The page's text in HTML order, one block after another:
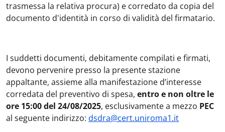
trasmessa la relativa procura) e corredato da copia del
documento d'identità in corso di validità del firmatario.
I suddetti documenti, debitamente compilati e firmati,
devono pervenire presso la presente stazione
appaltante, assieme alla manifestazione d’interesse
corredata del preventivo di spesa, entro e non oltre le
ore 15:00 del 24/08/2025, esclusivamente a mezzo PEC
al seguente indirizzo: dsdra@cert.uniroma1.it